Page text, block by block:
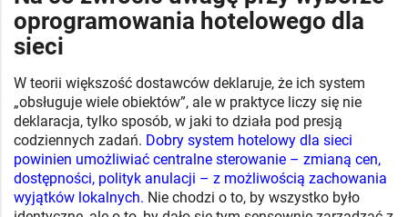
oprogramowania hotelowego dla
sieci
W teorii większość dostawców deklaruje, że ich system
„obsługuje wiele obiektów”, ale w praktyce liczy się nie
deklaracja, tylko sposób, w jaki to działa pod presją
codziennych zadań. Dobry system hotelowy dla sieci
powinien umożliwiać centralne sterowanie – zmianą cen,
dostępności, polityk anulacji – z możliwością zachowania
wyjątków lokalnych. Nie chodzi o to, by wszystko było